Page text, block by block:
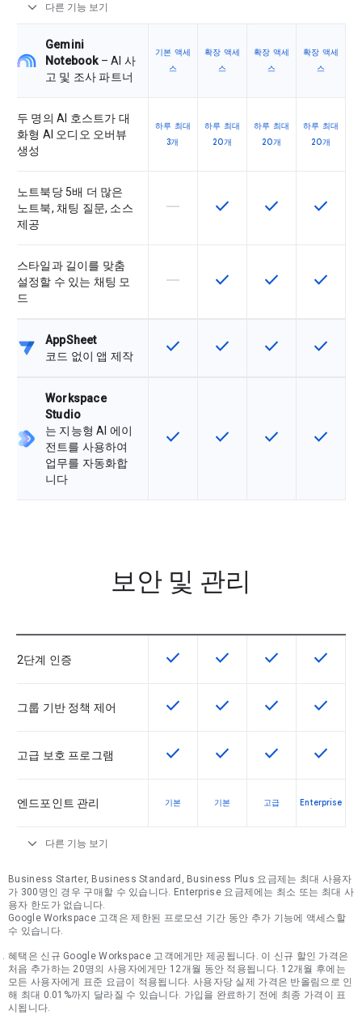
expand_more 다른 기능 보기
Gemini
Notebook– AI 사
고 및 조사 파트너
기본 액세
스
확장 액세
스
확장 액세
스
확장 액세
스
두 명의 AI 호스트가 대
화형 AI 오디오 오버뷰
생성
하루 최대
3개
하루 최대
20개
하루 최대
20개
하루 최대
20개
노트북당 5배 더 많은
노트북, 채팅 질문, 소스
제공
이 기능은 이 SKU에서 지원되지
horizontal_rule 이 기능은 SKU에서 사용
check 이 기능은 SKU
check 이 기능
check
스타일과 길이를 맞춤
설정할 수 있는 채팅 모
드
이 기능은 이 SKU에서 지원되지
horizontal_rule 이 기능은 SKU에서 사용
check 이 기능은 SKU
check 이 기능
check
AppSheet
코드 없이 앱 제작
이 기능은 SKU에서 사용할 수 있습
check 이 기능은 SKU에서 사용
check 이 기능은 SKU
check 이 기능
check
Workspace
Studio
는 지능형 AI 에이
전트를 사용하여
업무를 자동화합
니다
이 기능은 SKU에서 사용할 수 있습
check 이 기능은 SKU에서 사용
check 이 기능은 SKU
check 이 기능
check
보안 및 관리
2단계 인증 이 기능은 SKU에서 사용할 수 있습
check 이 기능은 SKU에서 사용
check 이 기능은 SKU
check 이 기능
check
그룹 기반 정책 제어 이 기능은 SKU에서 사용할 수 있습
check 이 기능은 SKU에서 사용
check 이 기능은 SKU
check 이 기능
check
고급 보호 프로그램 이 기능은 SKU에서 사용할 수 있습
check 이 기능은 SKU에서 사용
check 이 기능은 SKU
check 이 기능
check
엔드포인트 관리 기본 기본 고급 Enterprise
expand_more 다른 기능 보기
Business Starter, Business Standard, Business Plus 요금제는 최대 사용자
가 300명인 경우 구매할 수 있습니다. Enterprise 요금제에는 최소 또는 최대 사
용자 한도가 없습니다.
Google Workspace 고객은 제한된 프로모션 기간 동안 추가 기능에 액세스할
수 있습니다.
혜택은 신규 Google Workspace 고객에게만 제공됩니다. 이 신규 할인 가격은
처음 추가하는 20명의 사용자에게만 12개월 동안 적용됩니다. 12개월 후에는
모든 사용자에게 표준 요금이 적용됩니다. 사용자당 실제 가격은 반올림으로 인
해 최대 0.01%까지 달라질 수 있습니다. 가입을 완료하기 전에 최종 가격이 표
시됩니다.